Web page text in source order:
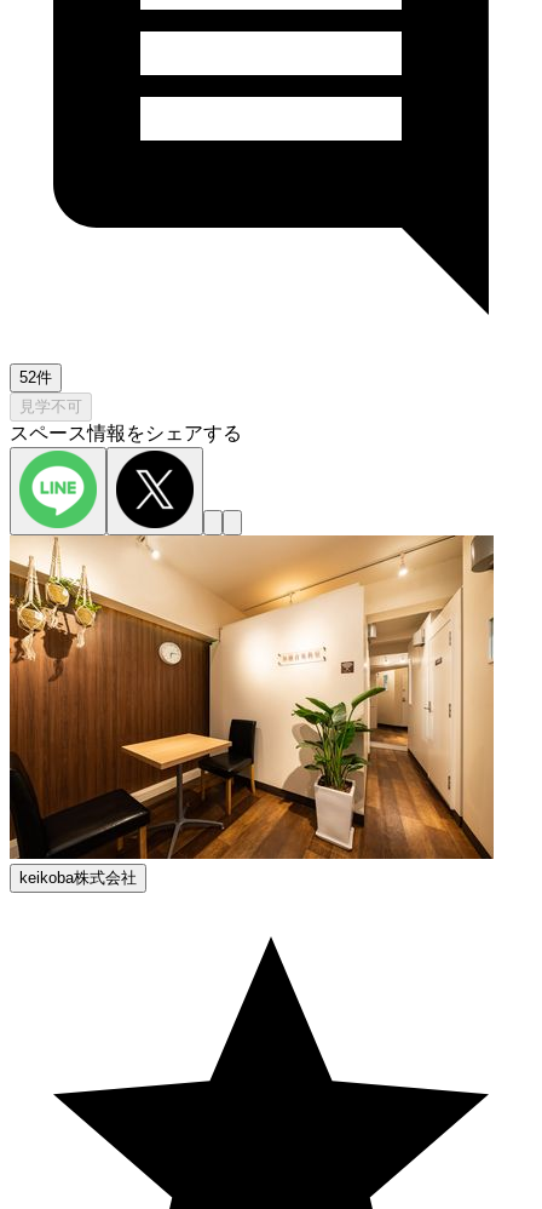
52件
見学不可
スペース情報をシェアする
keikoba株式会社